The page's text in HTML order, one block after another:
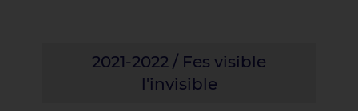
2021-2022 / Fes visible
l'invisible